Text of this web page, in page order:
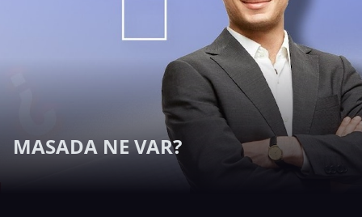
MASADA NE VAR?